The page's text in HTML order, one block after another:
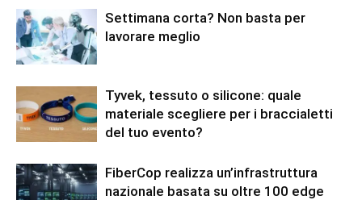
Settimana corta? Non basta per
lavorare meglio
Tyvek, tessuto o silicone: quale
materiale scegliere per i braccialetti
del tuo evento?
FiberCop realizza un’infrastruttura
nazionale basata su oltre 100 edge